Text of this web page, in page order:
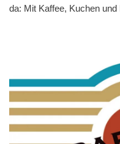
da: Mit Kaffee, Kuchen und